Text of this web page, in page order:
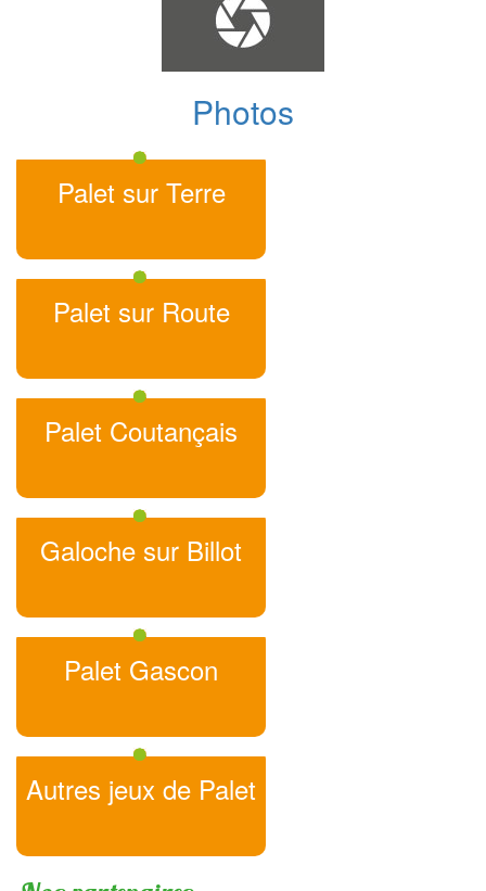
Photos
Palet sur Terre
Palet sur Route
Palet Coutançais
Galoche sur Billot
Palet Gascon
Autres jeux de Palet